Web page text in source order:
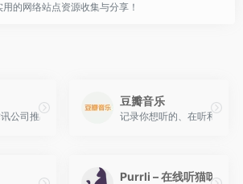
的网络站点资源收集与分享！
公司推出的一款网络音乐服务产品，海量音乐在线试
豆瓣音乐
记录你想听的、在听和听过
Purrli – 在线听猫咪打呼